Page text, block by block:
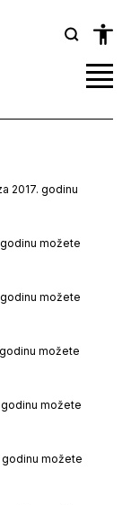
2017. godinu
možete
možete
možete
možete
možete